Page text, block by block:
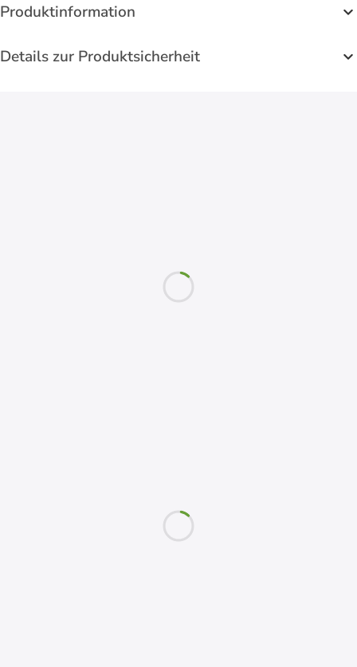
Produktinformation
Details zur Produktsicherheit